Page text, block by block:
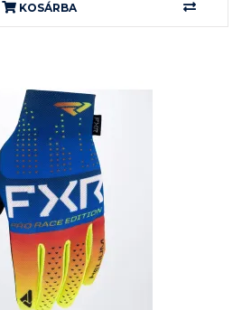
KOSÁRBA